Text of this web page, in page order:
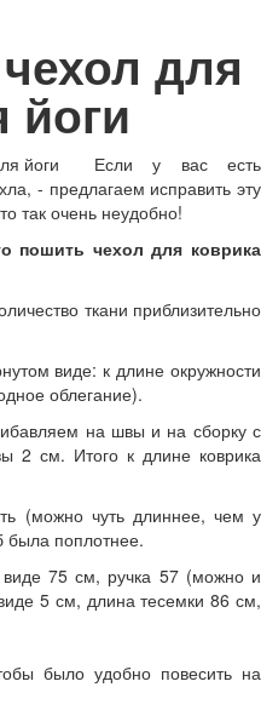
для
йоги
Если у вас есть
- предлагаем исправить эту
так очень неудобно!
пошить чехол для коврика
ткани приблизительно
виде: к длине окружности
облегание).
на швы и на сборку с
2 см. Итого к длине коврика
(можно чуть длиннее, чем у
была поплотнее.
75 см, ручка 57 (можно и
5 см, длина тесемки 86 см,
было удобно повесить на